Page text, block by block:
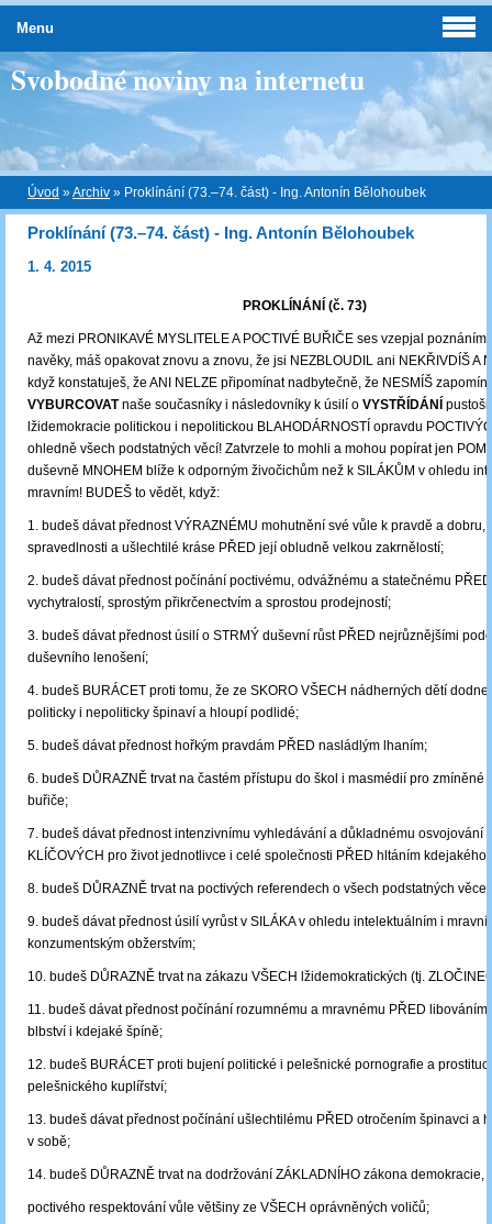
Svobodné noviny na internetu
Úvod »Archiv » Proklínání (73.–74. část) - Ing. Antonín Bělohoubek
Proklínání (73.–74. část) - Ing. Antonín Bělohoubek
1. 4. 2015
PROKLÍNÁNÍ (č. 73)
Až mezi PRONIKAVÉ MYSLITELE A POCTIVÉ BUŘIČE ses vzepjal poznáním,
navěky, máš opakovat znovu a znovu, že jsi NEZBLOUDIL ani NEKŘIVDÍŠ A
když konstatuješ, že ANI NELZE připomínat nadbytečně, že NESMÍŠ
VYBURCOVATnaše současníky i následovníky k úsilí o VYSTŘÍDÁNÍ
lžidemokracie politickou i nepolitickou BLAHODÁRNOSTÍ opravdu
ohledně všech podstatných věcí! Zatvrzele to mohli a mohou popírat jen
duševně MNOHEM blíže k odporným živočichům než k SILÁKŮM v ohledu
mravním! BUDEŠ to vědět, když:
1. budeš dávat přednost VÝRAZNÉMU mohutnění své vůle k pravdě a dobru,
spravedlnosti a ušlechtilé kráse PŘED její obludně velkou zakrnělostí;
2. budeš dávat přednost počínání poctivému, odvážnému a statečnému
vychytralostí, sprostým přikrčenectvím a sprostou prodejností;
3. budeš dávat přednost úsilí o STRMÝ duševní růst PŘED nejrůznějšími
duševního lenošení;
4. budeš BURÁCET proti tomu, že ze SKORO VŠECH nádherných dětí
politicky i nepoliticky špinaví a hloupí podlidé;
5. budeš dávat přednost hořkým pravdám PŘED nasládlým lhaním;
6. budeš DŮRAZNĚ trvat na častém přístupu do škol i masmédií pro zmíněné
buřiče;
7. budeš dávat přednost intenzivnímu vyhledávání a důkladnému osvojování
KLÍČOVÝCH pro život jednotlivce i celé společnosti PŘED hltáním kdejakého
8. budeš DŮRAZNĚ trvat na poctivých referendech o všech podstatných
9. budeš dávat přednost úsilí vyrůst v SILÁKA v ohledu intelektuálním i
konzumentským obžerstvím;
10. budeš DŮRAZNĚ trvat na zákazu VŠECH lžidemokratických (tj.
11. budeš dávat přednost počínání rozumnému a mravnému PŘED libováním
blbství i kdejaké špíně;
12. budeš BURÁCET proti bujení politické i pelešnické pornografie a
pelešnického kuplířství;
13. budeš dávat přednost počínání ušlechtilému PŘED otročením špinavci a
v sobě;
14. budeš DŮRAZNĚ trvat na dodržování ZÁKLADNÍHO zákona demokracie,
poctivého respektování vůle většiny ze VŠECH oprávněných voličů;
Menu